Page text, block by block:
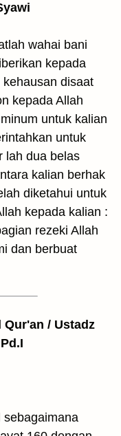
wahai bani
kepada
disaat
kepada Allah
untuk kalian
untuk
lah dua belas
kalian berhak
diketahui untuk
kepada kalian :
rezeki Allah
dan berbuat
/ Ustadz
sebagaimana